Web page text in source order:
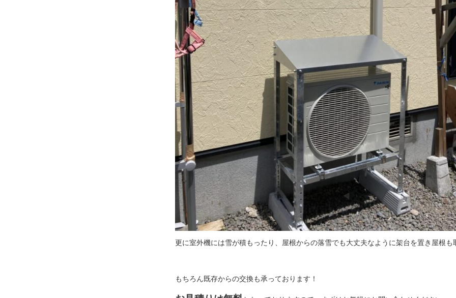
更に室外機には雪が積もったり、屋根からの落雪でも大丈夫なように架台を置き屋根も
もちろん既存からの交換も承っております！